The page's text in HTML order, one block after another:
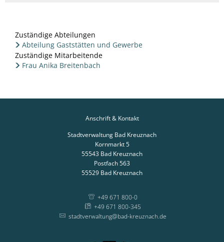
Zuständige Abteilungen
Abteilung Gaststätten und Gewerbe
Zuständige Mitarbeitende
Frau Anika Breitenbach
Anschrift & Kontakt
Stadtverwaltung Bad Kreuznach
Kornmarkt 5
55543 Bad Kreuznach
Postfach 563
55529 Bad Kreuznach
+49 671 800-0
+49 671 800-345
stadtverwaltung@bad-kreuznach.de